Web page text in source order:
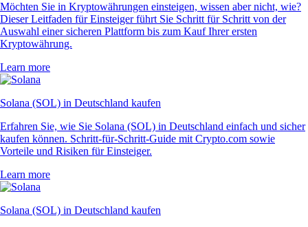
Möchten Sie in Kryptowährungen einsteigen, wissen aber nicht, wie?
Dieser Leitfaden für Einsteiger führt Sie Schritt für Schritt von der
Auswahl einer sicheren Plattform bis zum Kauf Ihrer ersten
Kryptowährung.
Learn more
Solana (SOL) in Deutschland kaufen
Erfahren Sie, wie Sie Solana (SOL) in Deutschland einfach und sicher
kaufen können. Schritt-für-Schritt-Guide mit Crypto.com sowie
Vorteile und Risiken für Einsteiger.
Learn more
Solana (SOL) in Deutschland kaufen